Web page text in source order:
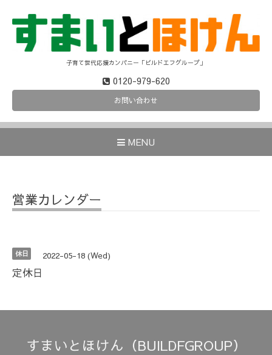
子育て世代応援カンパニー「ビルドエフグループ」
0120-979-620
お問い合わせ
MENU
営業カレンダー
休日 2022-05-18 (Wed)
定休日
すまいとほけん（BUILDFGROUP）